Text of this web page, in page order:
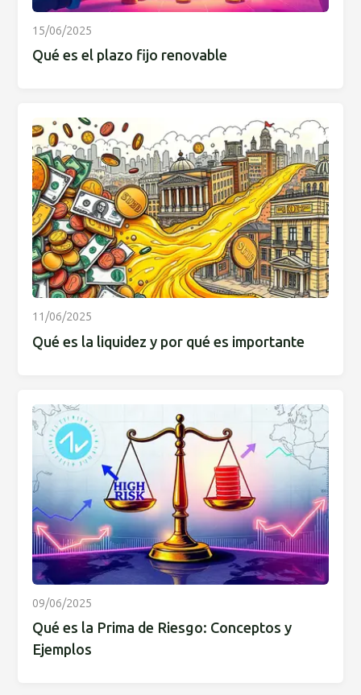
15/06/2025
Qué es el plazo fijo renovable
11/06/2025
Qué es la liquidez y por qué es importante
09/06/2025
Qué es la Prima de Riesgo: Conceptos y
Ejemplos